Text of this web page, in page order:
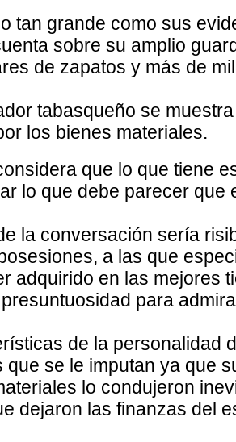
tan grande como sus
sobre su amplio
de zapatos y más de
tabasqueño se
los bienes materiales.
que lo que tiene
lo que debe parecer que
la conversación sería
a las que
adquirido en las mejores
para
de la personalidad
que se le imputan ya que
lo condujeron
dejaron las finanzas del